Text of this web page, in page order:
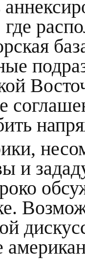
и